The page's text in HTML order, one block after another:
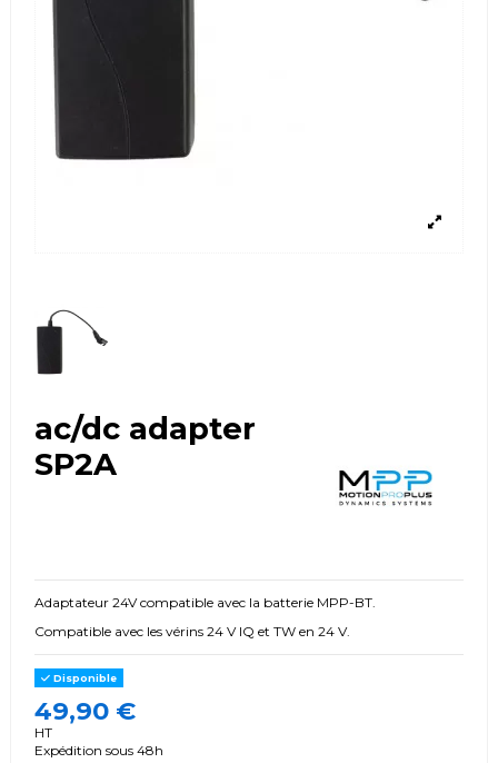
ac/dc adapter
SP2A
Adaptateur 24V compatible avec la batterie MPP-BT.
Compatible avec les vérins 24 V IQ et TW en 24 V.
Disponible
49,90 €
HT
Expédition sous 48h